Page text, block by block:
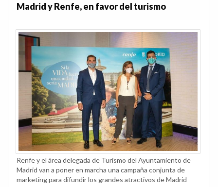
Madrid y Renfe, en favor del turismo
Renfe y el área delegada de Turismo del Ayuntamiento de
Madrid van a poner en marcha una campaña conjunta de
marketing para difundir los grandes atractivos de Madrid